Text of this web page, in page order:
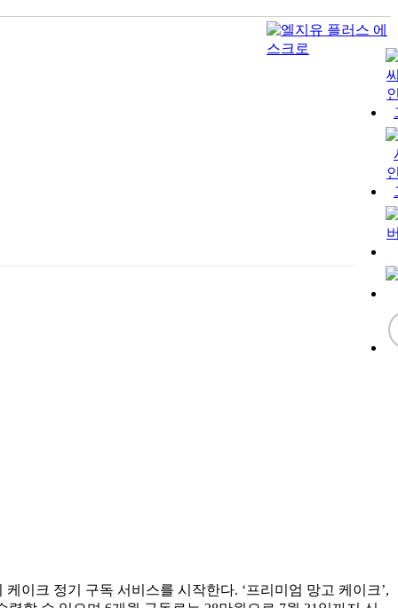
이크 정기 구독 서비스를 시작한다. ‘프리미엄 망고 케이크’,